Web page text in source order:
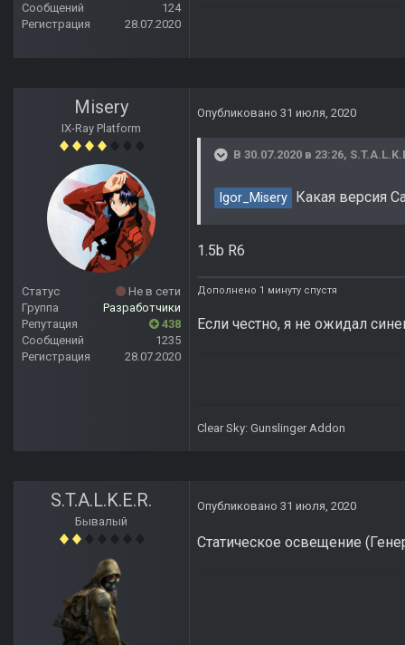
Сообщений
124
Регистрация
28.07.2020
Misery
IX-Ray Platform
Статус
Не в сети
Группа
Разработчики
Репутация
438
Сообщений
1235
Регистрация
28.07.2020
Опубликовано 31 июля, 2020
В 30.07.2020 в 23:26,
Igor_Misery Какая версия
1.5b R6
Дополнено 1 минуту спустя
Если честно, я не ожидал
Clear Sky: Gunslinger Addon
S.T.A.L.K.E.R.
Бывалый
Опубликовано 31 июля, 2020
Статическое освещение